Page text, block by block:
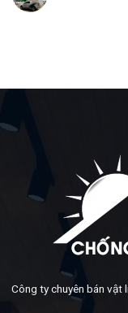
Công ty chuyên bán vật